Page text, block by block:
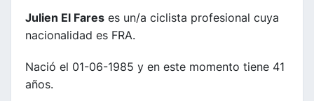
Julien El Fares es un/a ciclista profesional cuya
nacionalidad es FRA.
Nació el 01-06-1985 y en este momento tiene 41
años.